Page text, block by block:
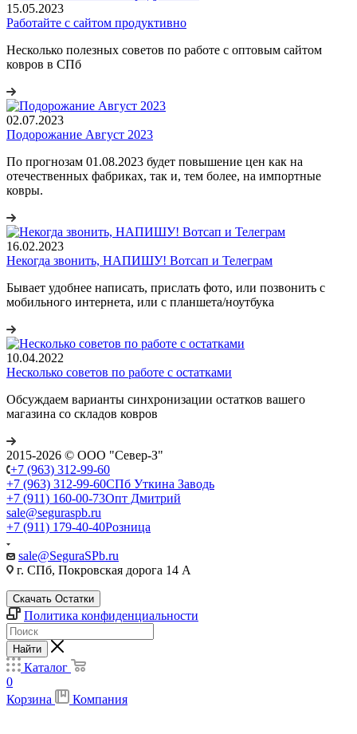
15.05.2023
Работайте с сайтом продуктивно
Несколько полезных советов по работе с оптовым сайтом
ковров в СПб
02.07.2023
Подорожание Август 2023
По прогнозам 01.08.2023 будет повышение цен как на
отечественных фабриках, так и, тем более, на импортные
ковры.
16.02.2023
Некогда звонить, НАПИШУ! Вотсап и Телеграм
Бывает удобнее написать, прислать фото, или позвонить с
мобильного интернета, или с планшета/ноутбука
10.04.2022
Несколько советов по работе с остатками
Обсуждаем варианты синхронизации остатков вашего
магазина со складов ковров
2015-2026 © ООО "Север-З"
+7 (963) 312-99-60
+7 (963) 312-99-60СПб Уткина Заводь
+7 (911) 160-00-73Опт Дмитрий
sale@seguraspb.ru
+7 (911) 179-40-40Розница
sale@SeguraSPb.ru
г. СПб, Покровская дорога 14 А
Скачать Остатки
Политика конфиденциальности
Найти
Каталог
0
Корзина
Компания